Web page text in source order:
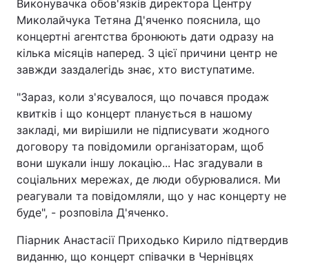
Виконувачка обов'язків директора Центру
Миколайчука Тетяна Д'яченко пояснила, що
концертні агентства бронюють дати одразу на
кілька місяців наперед. З цієї причини центр не
завжди заздалегідь знає, хто виступатиме.
"Зараз, коли з'ясувалося, що почався продаж
квитків і що концерт планується в нашому
закладі, ми вирішили не підписувати жодного
договору та повідомили організаторам, щоб
вони шукали іншу локацію... Нас згадували в
соціальних мережах, де люди обурювалися. Ми
реагували та повідомляли, що у нас концерту не
буде", - розповіла Д'яченко.
Піарник Анастасії Приходько Кирило підтвердив
виданню, що концерт співачки в Чернівцях